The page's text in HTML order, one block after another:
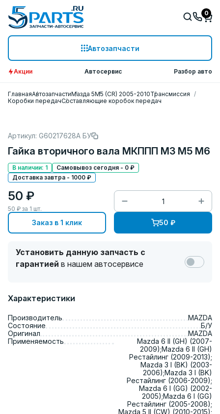
Автозапчасти
0
Акции Автосервис Разбор авто
ГлавнаяАвтозапчастиМазда 5M5 (CR) 2005-2010Трансмиссия
Коробки передачСоставляющие коробок передач
Артикул: G60217628A БУ
Гайка вторичного вала МКППП M3 M5 M6
В наличии: 1
Самовывоз сегодня - 0 ₽
Доставка завтра - 1000 ₽
50 ₽
50 ₽ за 1 шт.
Заказ в 1 клик 50 ₽
Установить данную запчасть с
гарантией в нашем автосервисе
Характеристики
Производитель
MAZDA
Состояние
Б/У
Оригинал
MAZDA
Применяемость
Mazda 6 II (GH) (2007-
2009);Mazda 6 II (GH)
Рестайлинг (2009-2013);
Mazda 3 I (BK) (2003-
2006);Mazda 3 I (BK)
Рестайлинг (2006-2009);
Mazda 6 I (GG) (2002-
2005);Mazda 6 I (GG)
Рестайлинг (2005-2008);
Mazda 5 II (CW) (2010-2015);